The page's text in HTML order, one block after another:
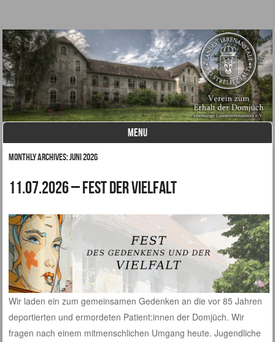
Verein zum Erhalt der
Domjüch
MENU
Skip to content
Monthly Archives:Juni 2026
11.07.2026 – FEST DER VIELFALT
Wir laden ein zum gemeinsamen Gedenken an die vor 85 Jahren
deportierten und ermordeten Patient:innen der Domjüch. Wir
fragen nach einem mitmenschlichen Umgang heute. Jugendliche